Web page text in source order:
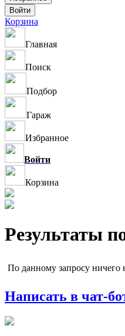
Корзина
Главная
Поиск
Подбор
Гараж
Избранное
Войти
Корзина
Результаты
По данному запросу
Написать в чат-